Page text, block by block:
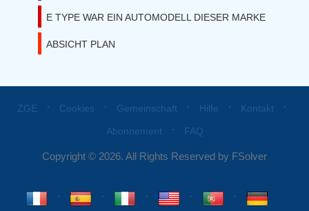
E TYPE WAR EIN AUTOMODELL DIESER MARKE
ABSICHT PLAN
ZGE ⋅ Cookies ⋅ Gemeinschaft ⋅ Hilfe ⋅ Kontakt ⋅
Abonnement ⋅ FAQ
Copyright © 2026. All Rights Reserved by FSolver
⋅ ⋅ ⋅ ⋅ ⋅